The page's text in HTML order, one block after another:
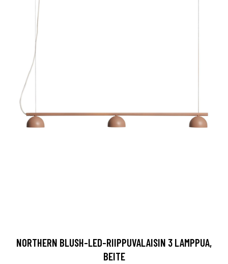
NORTHERN BLUSH-LED-RIIPPUVALAISIN 3 LAMPPUA,
BEITE